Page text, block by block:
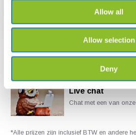
Allow all
Allow selection
Deny
€ 373,-
Live chat
Chat met een van
*Alle prijzen zijn inclusief BTW en andere